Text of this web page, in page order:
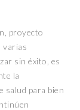
proyecto
varias
sin éxito, es
la
salud para bien